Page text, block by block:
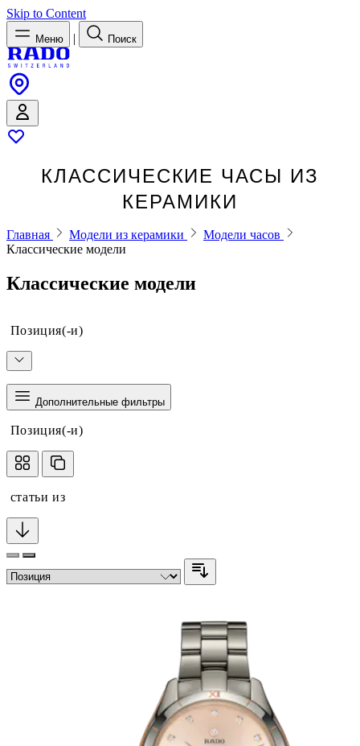
Skip to Content
Меню | Поиск
КЛАССИЧЕСКИЕ ЧАСЫ ИЗ
КЕРАМИКИ
Главная Модели из керамики
Модели часов
Классические модели
Классические модели
Позиция(-и)
Дополнительные фильтры
Позиция(-и)
статьи из